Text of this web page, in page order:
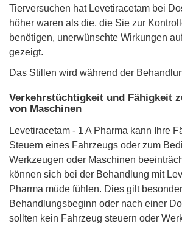
Tierversuchen hat Levetiracetam bei
höher waren als die, die Sie zur
benötigen, unerwünschte Wirkungen
gezeigt.
Das Stillen wird während der
Verkehrstüchtigkeit und Fähigkeit
von Maschinen
Levetiracetam - 1 A Pharma kann Ihre
Steuern eines Fahrzeugs oder zum
Werkzeugen oder Maschinen
können sich bei der Behandlung mit
Pharma müde fühlen. Dies gilt
Behandlungsbeginn oder nach einer
sollten kein Fahrzeug steuern oder